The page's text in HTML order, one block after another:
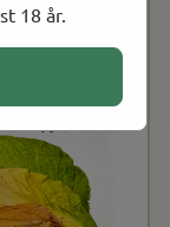
18 år.